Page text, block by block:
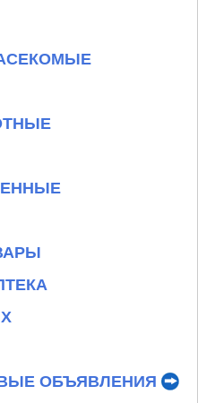
ОБЪЯВЛЕНИЯ